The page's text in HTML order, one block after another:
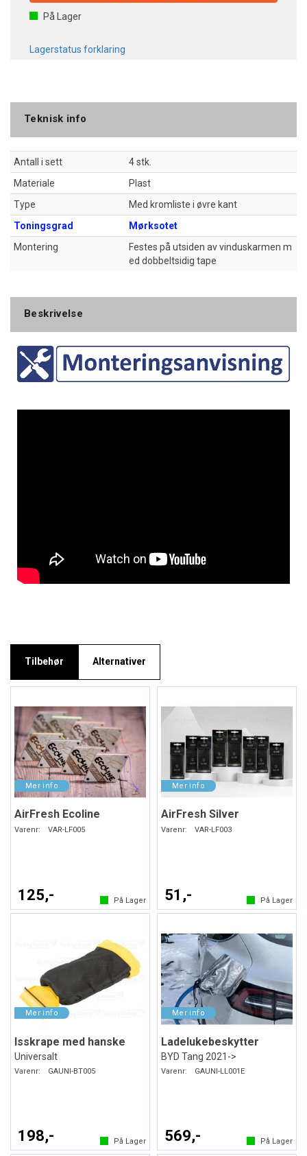
På Lager
Lagerstatus forklaring
Teknisk info
Antall i sett
4 stk.
Materiale
Plast
Type
Med kromliste i øvre kant
Toningsgrad
Mørksotet
Montering
Festes på utsiden av vinduskarmen m
ed dobbeltsidig tape
Beskrivelse
Tilbehør Alternativer
AirFresh Ecoline
Varenr: VAR-LF005
125,- På Lager
AirFresh Silver
Varenr: VAR-LF003
51,- På Lager
Isskrape med hanske
Universalt
Varenr: GAUNI-BT005
198,- På Lager
Ladelukebeskytter
BYD Tang 2021->
Varenr: GAUNI-LL001E
569,- På Lager